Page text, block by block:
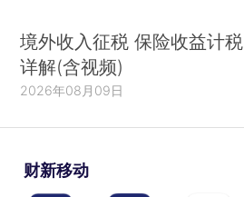
境外收入征税 保险收益计税
详解(含视频)
2026年08月09日
财新移动